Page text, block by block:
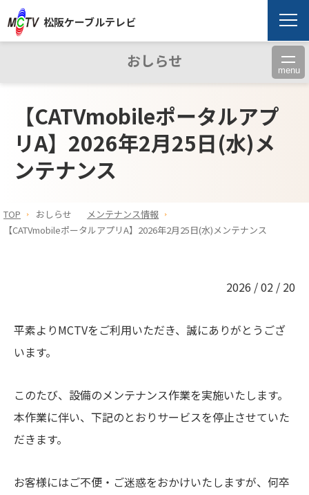
松阪ケーブルテレビ
おしらせ menu
【CATVmobileポータルアプ
リA】2026年2月25日(水)メ
ンテナンス
TOP おしらせ
メンテナンス情報
【CATVmobileポータルアプリA】2026年2月25日(水)メンテナンス
2026 / 02 / 20
平素よりMCTVをご利用いただき、誠にありがとうござ
います。
このたび、設備のメンテナンス作業を実施いたします。
本作業に伴い、下記のとおりサービスを停止させていた
だきます。
お客様にはご不便・ご迷惑をおかけいたしますが、何卒